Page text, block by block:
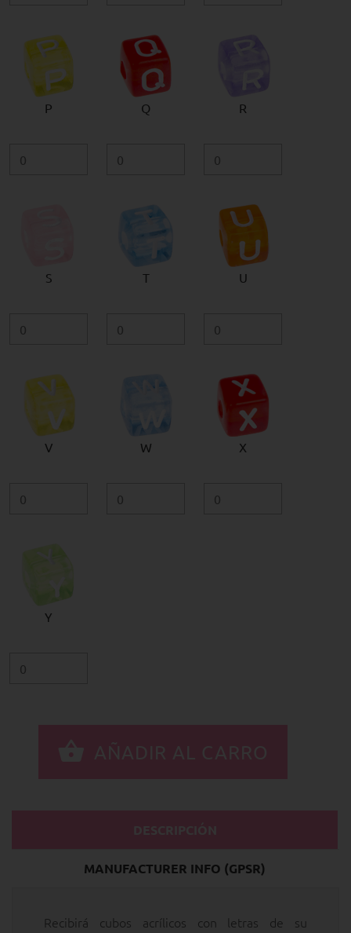
P Q R
S T U
V W X
Y
MANUFACTURER INFO (GPSR)
Recibirá cubos acrílicos con letras de su